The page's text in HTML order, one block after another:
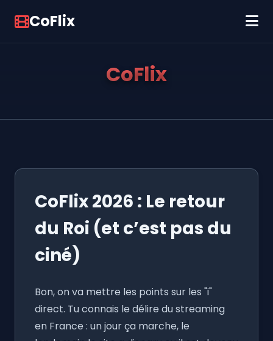
CoFlix
CoFlix
CoFlix 2026 : Le retour
du Roi (et c’est pas du
ciné)
Bon, on va mettre les points sur les "i"
direct. Tu connais le délire du streaming
en France : un jour ça marche, le